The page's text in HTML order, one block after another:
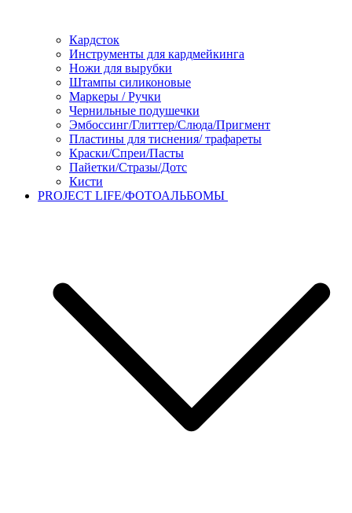
Кардсток
Инструменты для кардмейкинга
Ножи для вырубки
Штампы силиконовые
Маркеры / Ручки
Чернильные подушечки
Эмбоссинг/Глиттер/Слюда/Пригмент
Пластины для тиснения/ трафареты
Краски/Спреи/Пасты
Пайетки/Стразы/Дотс
Кисти
PROJECT LIFE/ФОТОАЛЬБОМЫ